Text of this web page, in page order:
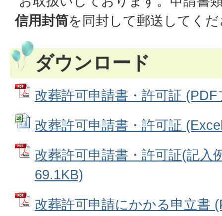
信用封筒を同封して郵送してく
ダウンロード
改葬許可申請書・許可証
改葬許可申請書・許可証
改葬許可申請書・許可証(記入
69.1KB)
改葬許可申請にかかる申立書